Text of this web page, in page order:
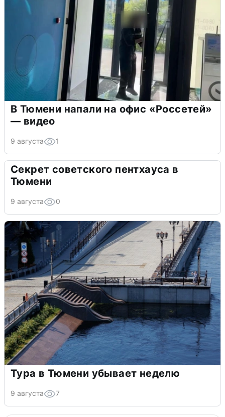
В Тюмени напали на офис «Россетей»
— видео
9 августа 1
Секрет советского пентхауса в
Тюмени
9 августа 0
Тура в Тюмени убывает неделю
9 августа 7